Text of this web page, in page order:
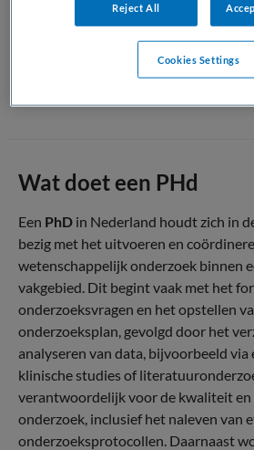
aan de verdere professionalisering
Wat doet een PHd
Een PhD in Nederland houdt zich in
bezig met het uitvoeren en
wetenschappelijk onderzoek binnen
vakgebied. Dit begint vaak met het
onderzoeksvragen en het opstellen
onderzoeksplan, gevolgd door het
analyseren van data, bijvoorbeeld via
klinische studies of
verantwoordelijk voor de kwaliteit
onderzoek, inclusief het naleven van
onderzoeksprotocollen. Daarnaast
Reject All
Cookies Settings